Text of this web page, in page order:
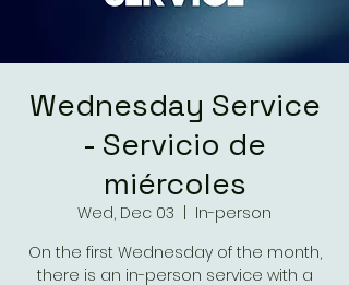
Wednesday Service
- Servicio de
miércoles
Wed, Dec 03
In-person
On the first Wednesday of the month,
there is an in-person service with a